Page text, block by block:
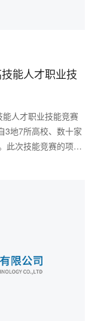
能人才职业技
人才职业技能竞赛
3地7所高校、数十家
此次技能竞赛的项目